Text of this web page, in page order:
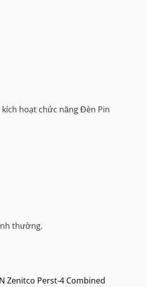
hoạt chức năng Đèn Pin
thường.